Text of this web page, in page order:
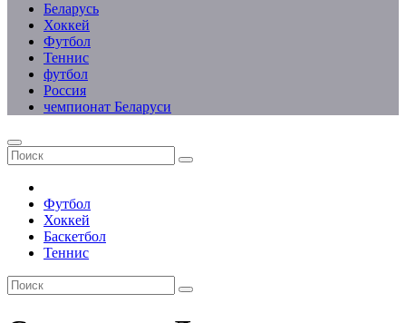
Беларусь
Хоккей
Футбол
Теннис
футбол
Россия
чемпионат Беларуси
Футбол
Хоккей
Баскетбол
Теннис